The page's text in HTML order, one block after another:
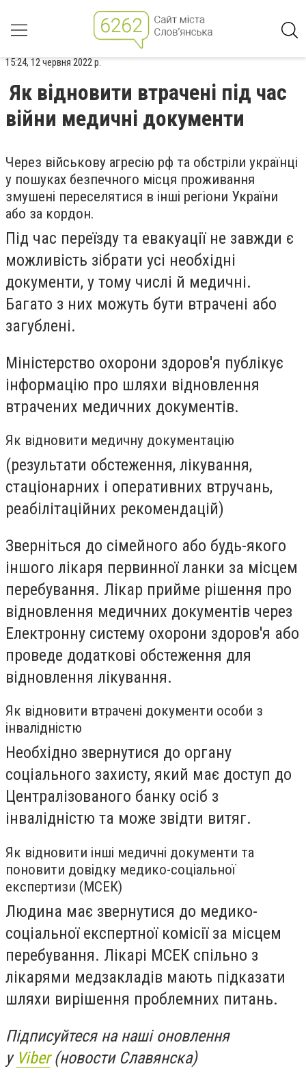
15:24, 12 червня 2022 р.
Як відновити втрачені під час
війни медичні документи
Через військову агресію рф та обстріли українці
у пошуках безпечного місця проживання
змушені переселятися в інші регіони України
або за кордон.
Під час переїзду та евакуації не завжди є
можливість зібрати усі необхідні
документи, у тому числі й медичні.
Багато з них можуть бути втрачені або
загублені.
Міністерство охорони здоров'я публікує
інформацію про шляхи відновлення
втрачених медичних документів.
Як відновити медичну документацію
(результати обстеження, лікування,
стаціонарних і оперативних втручань,
реабілітаційних рекомендацій)
Зверніться до сімейного або будь-якого
іншого лікаря первинної ланки за місцем
перебування. Лікар прийме рішення про
відновлення медичних документів через
Електронну систему охорони здоров'я або
проведе додаткові обстеження для
відновлення лікування.
Як відновити втрачені документи особи з
інвалідністю
Необхідно звернутися до органу
соціального захисту, який має доступ до
Централізованого банку осіб з
інвалідністю та може звідти витяг.
Як відновити інші медичні документи та
поновити довідку медико-соціальної
експертизи (МСЕК)
Людина має звернутися до медико-
соціальної експертної комісії за місцем
перебування. Лікарі МСЕК спільно з
лікарями медзакладів мають підказати
шляхи вирішення проблемних питань.
Підписуйтеся на наші оновлення
у Viber(новости Славянска)